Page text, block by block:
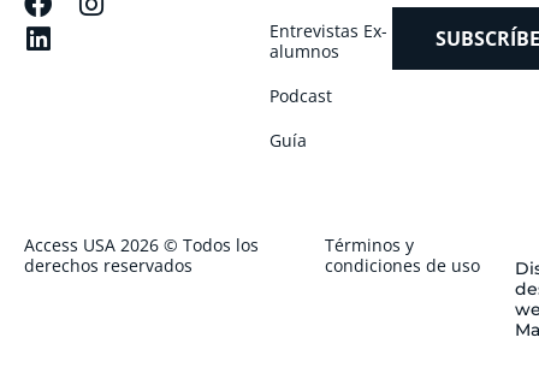
Entrevistas Ex-
alumnos
Podcast
Guía
Access USA 2026 © Todos los
derechos reservados
Términos y
condiciones de uso